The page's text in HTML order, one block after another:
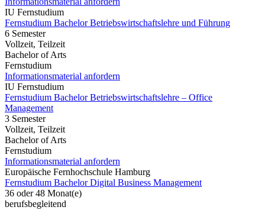
IU Fernstudium
Fernstudium Bachelor Betriebswirtschaftslehre und Führung
6 Semester
Vollzeit, Teilzeit
Bachelor of Arts
Fernstudium
Informationsmaterial anfordern
IU Fernstudium
Fernstudium Bachelor Betriebswirtschaftslehre – Office
Management
3 Semester
Vollzeit, Teilzeit
Bachelor of Arts
Fernstudium
Informationsmaterial anfordern
Europäische Fernhochschule Hamburg
Fernstudium Bachelor Digital Business Management
36 oder 48 Monat(e)
berufsbegleitend